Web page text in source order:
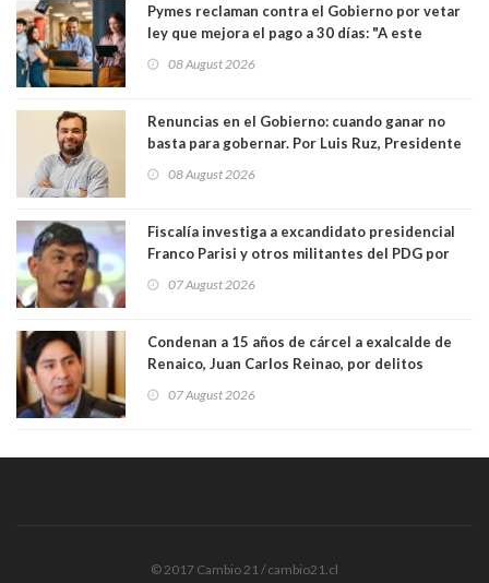
Pymes reclaman contra el Gobierno por vetar
ley que mejora el pago a 30 días: "A este
medianas empresas"
08 August 2026
Renuncias en el Gobierno: cuando ganar no
basta para gobernar. Por Luis Ruz, Presidente
08 August 2026
Fiscalía investiga a excandidato presidencial
Franco Parisi y otros militantes del PDG por
07 August 2026
Condenan a 15 años de cárcel a exalcalde de
Renaico, Juan Carlos Reinao, por delitos
07 August 2026
© 2017 Cambio 21 / cambio21.cl